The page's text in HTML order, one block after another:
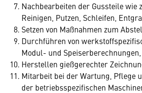
Nachbearbeiten der Gussteile wie
Reinigen, Putzen, Schleifen,
Setzen von Maßnahmen zum
Durchführen von
Modul- und Speiserberechnungen,
Herstellen gießgerechter
Mitarbeit bei der Wartung, Pflege
der betriebsspezifischen